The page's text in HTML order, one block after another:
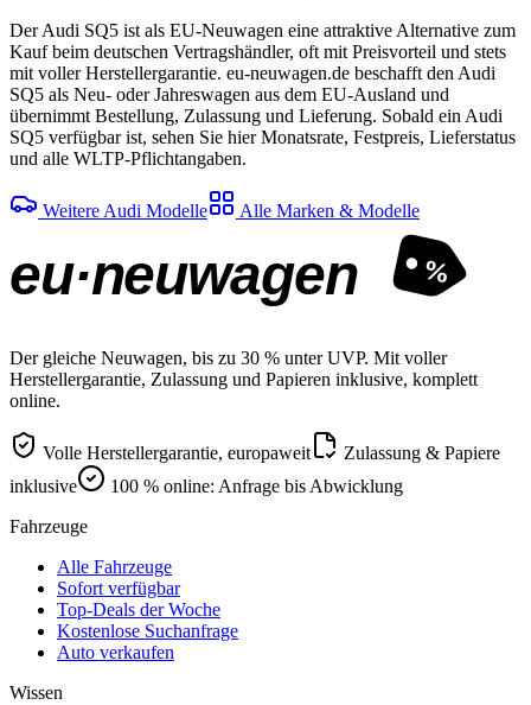
Der Audi SQ5 ist als EU-Neuwagen eine attraktive Alternative zum
Kauf beim deutschen Vertragshändler, oft mit Preisvorteil und stets
mit voller Herstellergarantie. eu-neuwagen.de beschafft den Audi
SQ5 als Neu- oder Jahreswagen aus dem EU-Ausland und
übernimmt Bestellung, Zulassung und Lieferung. Sobald ein Audi
SQ5 verfügbar ist, sehen Sie hier Monatsrate, Festpreis, Lieferstatus
und alle WLTP-Pflichtangaben.
Weitere Audi Modelle Alle Marken & Modelle
eu·neuwagen %
Der gleiche Neuwagen, bis zu 30 % unter UVP. Mit voller
Herstellergarantie, Zulassung und Papieren inklusive, komplett
online.
Volle Herstellergarantie, europaweit
Zulassung & Papiere
inklusive
100 % online: Anfrage bis Abwicklung
Fahrzeuge
Alle Fahrzeuge
Sofort verfügbar
Top-Deals der Woche
Kostenlose Suchanfrage
Auto verkaufen
Wissen